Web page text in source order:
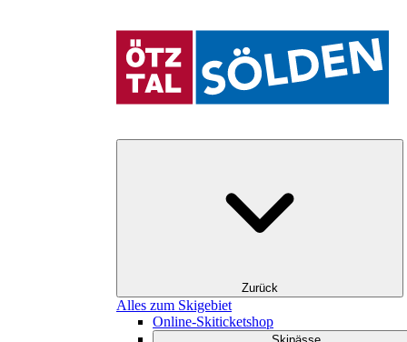
Zurück
Alles zum Skigebiet
Online-Skiticketshop